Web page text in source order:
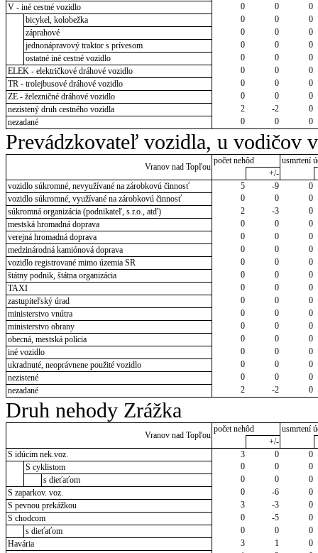
V - iné cestné vozidlo
0 0
0
bicykel, kolobežka
0 0
0
záprahové
0 0
0
jednonápravový traktor s prívesom
0 0
0
ostatné iné cestné vozidlo
0 0
0
ELEK - električkové dráhové vozidlo
0 0
0
TR - trolejbusové dráhové vozidlo
0 0
0
ZE - železničné dráhové vozidlo
0 0
0
nezistený druh cestného vozidla
2 -2
0
nezadané
0 0 0
Prevádzkovateľ vozidla, u vodičov
Vranov nad Topľou
počet nehôd
usmrtení
+/-
vozidlo súkromné, nevyužívané na zárobkovú činnosť
5 -9
0
vozidlo súkromné, využívané na zárobkovú činnosť
0 0
0
súkromná organizácia (podnikateľ, s.r.o., atď)
2 -3
0
mestská hromadná doprava
0 0
0
verejná hromadná doprava
0 0
0
medzinárodná kamiónová doprava
0 0
0
vozidlo registrované mimo územia SR
0 0
0
štátny podnik, štátna organizácia
0 0
0
TAXI
0 0
0
zastupiteľský úrad
0 0
0
ministerstvo vnútra
0 0
0
ministerstvo obrany
0 0
0
obecná, mestská polícia
0 0
0
iné vozidlo
0 0
0
ukradnuté, neoprávnene použité vozidlo
0 0
0
nezistené
0 0
0
nezadané
2 -2 0
Druh nehody Zrážka
Vranov nad Topľou
počet nehôd
usmrtení
+/-
S idúcim nek.voz.
3 0
0
S cyklistom
0 0
0
s dieťaťom
0 0
0
S zaparkov. voz.
0 -6
0
S pevnou prekážkou
3 -3
0
S chodcom
0 -5
0
s dieťaťom
0 0
0
Havária
3 1
0